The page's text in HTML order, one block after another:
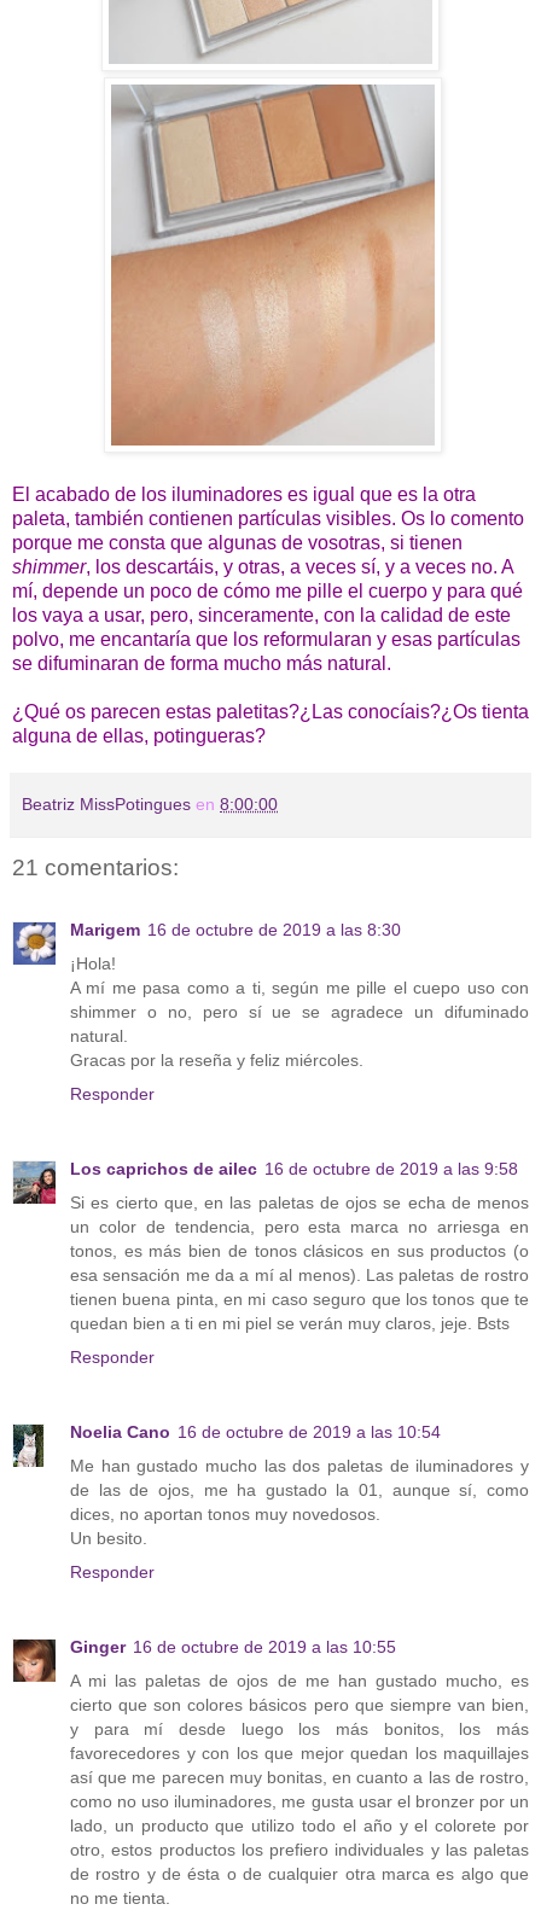
El acabado de los iluminadores es igual que es la otra
paleta, también contienen partículas visibles. Os lo comento
porque me consta que algunas de vosotras, si tienen
shimmer, los descartáis, y otras, a veces sí, y a veces no. A
mí, depende un poco de cómo me pille el cuerpo y para qué
los vaya a usar, pero, sinceramente, con la calidad de este
polvo, me encantaría que los reformularan y esas partículas
se difuminaran de forma mucho más natural.
¿Qué os parecen estas paletitas?¿Las conocíais?¿Os tienta
alguna de ellas, potingueras?
Beatriz MissPotingues en 8:00:00
21 comentarios:
Marigem 16 de octubre de 2019 a las 8:30
¡Hola!
A mí me pasa como a ti, según me pille el cuepo uso con
shimmer o no, pero sí ue se agradece un difuminado
natural.
Gracas por la reseña y feliz miércoles.
Responder
Los caprichos de ailec 16 de octubre de 2019 a las 9:58
Si es cierto que, en las paletas de ojos se echa de menos
un color de tendencia, pero esta marca no arriesga en
tonos, es más bien de tonos clásicos en sus productos (o
esa sensación me da a mí al menos). Las paletas de rostro
tienen buena pinta, en mi caso seguro que los tonos que te
quedan bien a ti en mi piel se verán muy claros, jeje. Bsts
Responder
Noelia Cano 16 de octubre de 2019 a las 10:54
Me han gustado mucho las dos paletas de iluminadores y
de las de ojos, me ha gustado la 01, aunque sí, como
dices, no aportan tonos muy novedosos.
Un besito.
Responder
Ginger 16 de octubre de 2019 a las 10:55
A mi las paletas de ojos de me han gustado mucho, es
cierto que son colores básicos pero que siempre van bien,
y para mí desde luego los más bonitos, los más
favorecedores y con los que mejor quedan los maquillajes
así que me parecen muy bonitas, en cuanto a las de rostro,
como no uso iluminadores, me gusta usar el bronzer por un
lado, un producto que utilizo todo el año y el colorete por
otro, estos productos los prefiero individuales y las paletas
de rostro y de ésta o de cualquier otra marca es algo que
no me tienta.